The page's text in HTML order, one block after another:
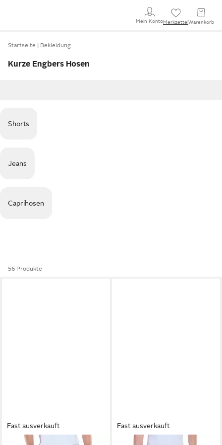
Mein KontoMerkzettel Warenkorb
Startseite Bekleidung
Kurze Engbers Hosen
Shorts
Jeans
Caprihosen
56 Produkte
Fast ausverkauft Fast ausverkauft